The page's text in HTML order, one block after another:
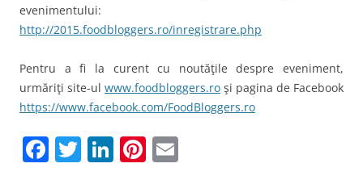
evenimentului:
http://2015.foodbloggers.ro/inregistrare.php
Pentru a fi la curent cu noutăţile despre eveniment,
urmăriţi site-ul www.foodbloggers.ro şi pagina de Facebook
https://www.facebook.com/FoodBloggers.ro
F T Li Pi